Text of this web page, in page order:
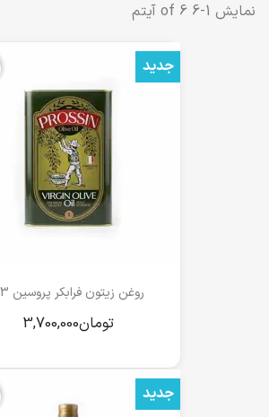
نمایش 1-6 of 6 آیتم
روغن زیتون فرابکر پروسین 3...
جدید
جدید